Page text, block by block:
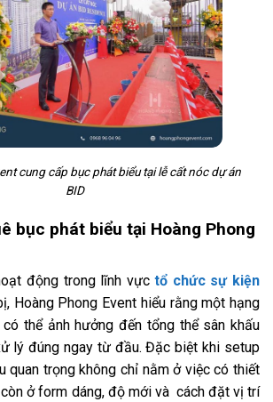
cung cấp bục phát biểu tại lễ cất nóc dự án
BID
bục phát biểu tại Hoàng Phong
động trong lĩnh vựctổ chức sự kiện
Hoàng Phong Event hiểu rằng một hạng
thể ảnh hưởng đến tổng thể sân khấu
lý đúng ngay từ đầu. Đặc biệt khi setup
quan trọng không chỉ nằm ở việc có thiết
ở form dáng, độ mới và cách đặt vị trí